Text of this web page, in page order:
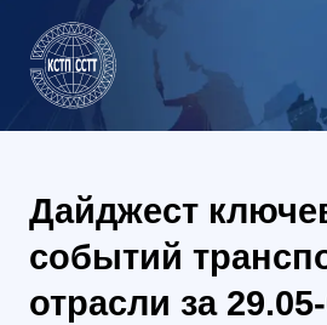
Дайджест
событий
отрасли за